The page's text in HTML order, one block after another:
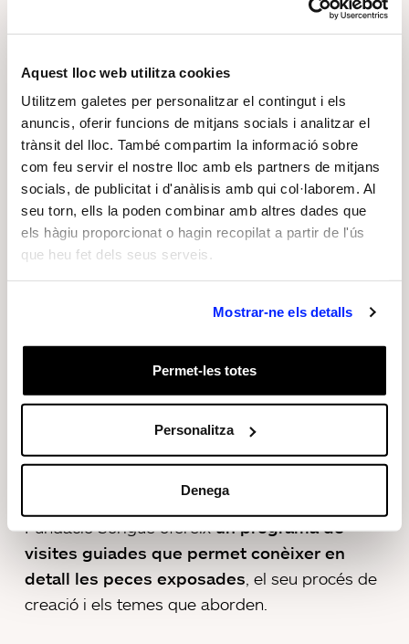
Aquest lloc web utilitza cookies
Utilitzem galetes per personalitzar el contingut i els
anuncis, oferir funcions de mitjans socials i analitzar el
trànsit del lloc. També compartim la informació sobre
com feu servir el nostre lloc amb els partners de mitjans
socials, de publicitat i d'anàlisis amb qui col·laborem. Al
seu torn, ells la poden combinar amb altres dades que
els hàgiu proporcionat o hagin recopilat a partir de l'ús
que heu fet dels seus serveis.
Mostrar-ne els detalls
Permet-les totes
Personalitza
Denega
com a eina de reflexió, comunicació i debat, així
com a instrument per impulsar la sensibilitat i la
curiositat entre els més joves.
Sobre l’exposició
“ARCO a la Fundació Sorigué” reuneix obres
presents des dels inicis de la col·lecció
juntament amb adquisicions recents, configurant
un recorregut que permet comprendre l’evolució
de les seves línies de treball en l’àmbit de l’art
Entre els artistes exposats es troben Pere
Llobera, Fernanda Fragateiro, Tony Cragg,
Nacho Martín Silva, Patricia Gómez i Maria
Jesús González, Antoni Tàpies o Rubén
Amb l’objectiu de facilitar l’accés del públic, la
Fundació Sorigué ofereixun programa de
visites guiades que permet conèixer en
detall les peces exposades , el seu procés de
creació i els temes que aborden.